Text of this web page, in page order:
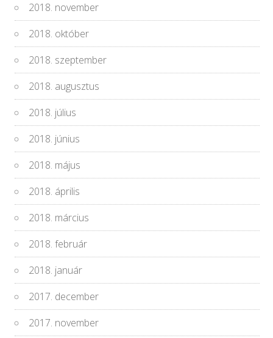
2018. november
2018. október
2018. szeptember
2018. augusztus
2018. július
2018. június
2018. május
2018. április
2018. március
2018. február
2018. január
2017. december
2017. november